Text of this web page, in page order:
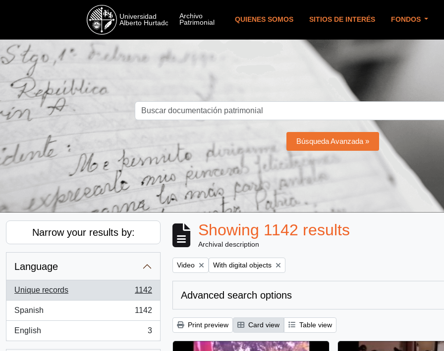
QUIENES SOMOS SITIOS DE INTERÉS FONDOS
Búsqueda Avanzada »
Narrow your results by:
Language
Unique records
, 1142 results
1142
Spanish
, 1142 results
1142
English
, 3 results
3
Showing 1142 results
Archival description
Remove filter:
Video Remove filter:
With digital objects
Advanced search options
Print preview Card view Table view